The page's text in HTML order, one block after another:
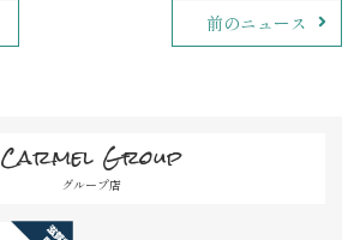
前のニュース
Carmel Group
グループ店